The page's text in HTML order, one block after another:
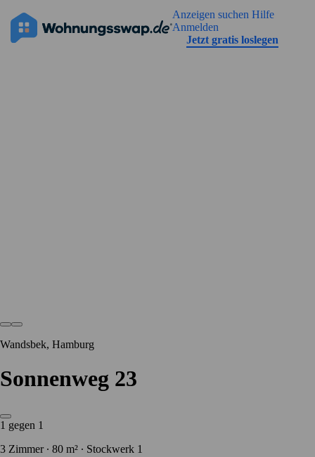
Anzeigen suchen Hilfe
Anmelden
Jetzt gratis loslegen
Die Anzeige hat noch keine Bilder
Straßenansicht
Wandsbek, Hamburg
Sonnenweg 23
1 gegen 1
3 Zimmer ∙ 80 m² ∙ Stockwerk 1